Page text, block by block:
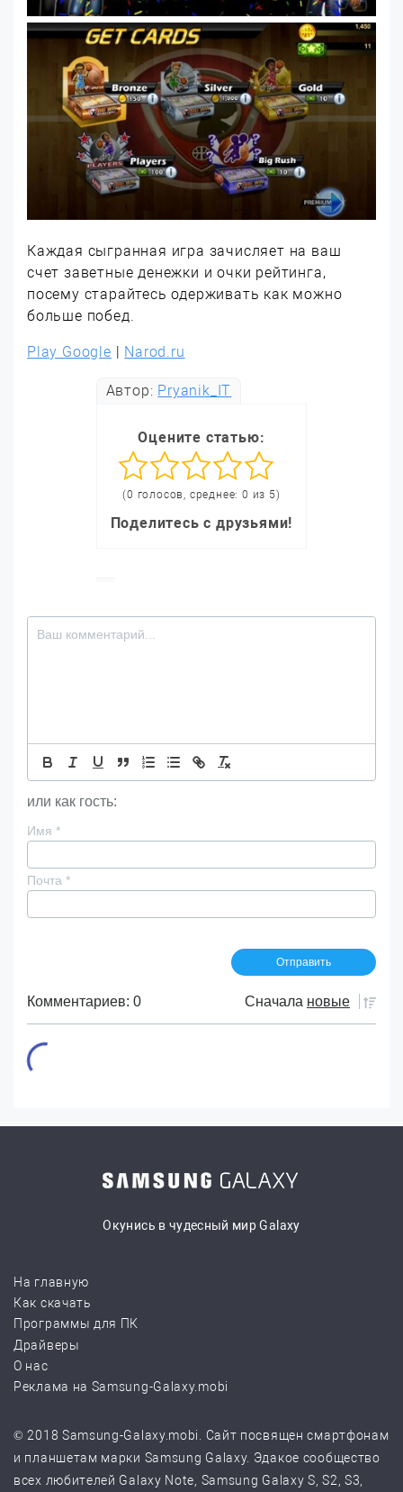
Каждая сыгранная игра зачисляет на ваш
счет заветные денежки и очки рейтинга,
посему старайтесь одерживать как можно
больше побед.
Play Google | Narod.ru
Автор: Pryanik_IT
Оцените статью:
(0 голосов, среднее: 0 из 5)
Поделитесь с друзьями!
или как гость:
Имя *
Почта *
Комментариев: 0 Сначала новые
Окунись в чудесный мир Galaxy
На главную
Как скачать
Программы для ПК
Драйверы
О нас
Реклама на Samsung-Galaxy.mobi
© 2018 Samsung-Galaxy.mobi. Сайт посвящен смартфонам
и планшетам марки Samsung Galaxy. Эдакое сообщество
всех любителей Galaxy Note, Samsung Galaxy S, S2, S3,